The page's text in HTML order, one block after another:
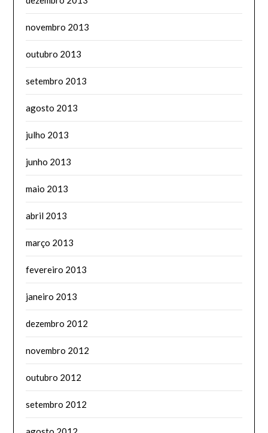
novembro 2013
outubro 2013
setembro 2013
agosto 2013
julho 2013
junho 2013
maio 2013
abril 2013
março 2013
fevereiro 2013
janeiro 2013
dezembro 2012
novembro 2012
outubro 2012
setembro 2012